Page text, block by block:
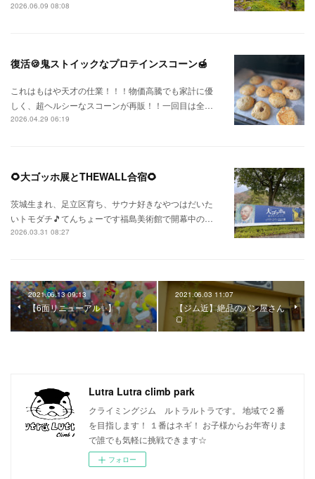
2026.06.09 08:08
復活🍪鬼ストイックなプロテインスコーン🍯
これはもはや天才の仕業！！！物価高騰でも家計に優
しく、超ヘルシーなスコーンが再販！！一回目は全…
2026.04.29 06:19
🌻大ゴッホ展とTHEWALL合宿🌻
茨城生まれ、足立区育ち、サウナ好きなやつはだいた
いトモダチ🎵てんちょーです福島美術館で開幕中の…
2026.03.31 08:27
2021.06.13 09:13
【6面リニューアル✨】
2021.06.03 11:07
【ジム近】絶品のパン屋さん
🍞
Lutra Lutra climb park
クライミングジム ルトラルトラです。 地域で２番
を目指します！ １番はネギ！ お子様からお年寄りま
で誰でも気軽に挑戦できます☆
フォロー